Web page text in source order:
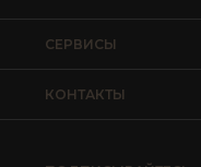
КОНТАКТЫ
СЕРВИСЫ